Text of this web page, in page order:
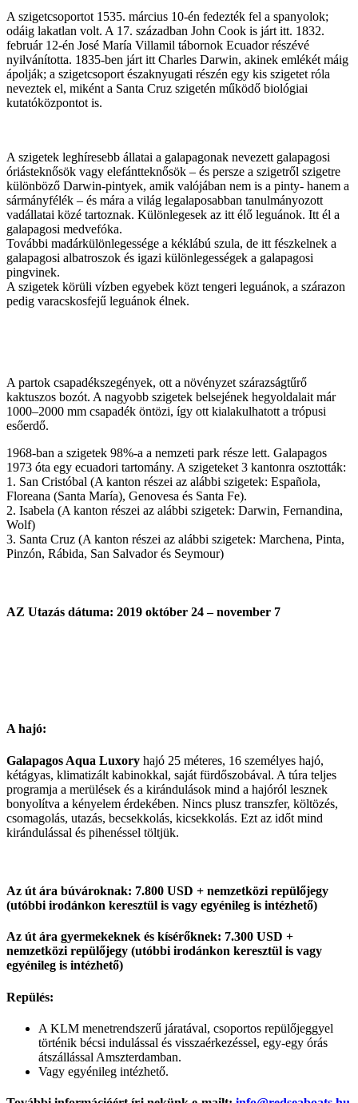
A szigetcsoportot 1535. március 10-én fedezték fel a spanyolok;
odáig lakatlan volt. A 17. században John Cook is járt itt. 1832.
február 12-én José María Villamil tábornok Ecuador részévé
nyilvánította. 1835-ben járt itt Charles Darwin, akinek emlékét máig
ápolják; a szigetcsoport északnyugati részén egy kis szigetet róla
neveztek el, miként a Santa Cruz szigetén működő biológiai
kutatóközpontot is.
A szigetek leghíresebb állatai a galapagonak nevezett galapagosi
óriásteknősök vagy elefántteknősök – és persze a szigetről szigetre
különböző Darwin-pintyek, amik valójában nem is a pinty- hanem a
sármányfélék – és mára a világ legalaposabban tanulmányozott
vadállatai közé tartoznak. Különlegesek az itt élő leguánok. Itt él a
galapagosi medvefóka.
További madárkülönlegessége a kéklábú szula, de itt fészkelnek a
galapagosi albatroszok és igazi különlegességek a galapagosi
pingvinek.
A szigetek körüli vízben egyebek közt tengeri leguánok, a szárazon
pedig varacskosfejű leguánok élnek.
A partok csapadékszegények, ott a növényzet szárazságtűrő
kaktuszos bozót. A nagyobb szigetek belsejének hegyoldalait már
1000–2000 mm csapadék öntözi, így ott kialakulhatott a trópusi
esőerdő.
1968-ban a szigetek 98%-a a nemzeti park része lett. Galapagos
1973 óta egy ecuadori tartomány. A szigeteket 3 kantonra osztották:
1. San Cristóbal (A kanton részei az alábbi szigetek: Española,
Floreana (Santa María), Genovesa és Santa Fe).
2. Isabela (A kanton részei az alábbi szigetek: Darwin, Fernandina,
Wolf)
3. Santa Cruz (A kanton részei az alábbi szigetek: Marchena, Pinta,
Pinzón, Rábida, San Salvador és Seymour)
AZ Utazás dátuma: 2019 október 24 – november 7
A hajó:
Galapagos Aqua Luxory hajó 25 méteres, 16 személyes hajó,
kétágyas, klimatizált kabinokkal, saját fürdőszobával. A túra teljes
programja a merülések és a kirándulások mind a hajóról lesznek
bonyolítva a kényelem érdekében. Nincs plusz transzfer, költözés,
csomagolás, utazás, becsekkolás, kicsekkolás. Ezt az időt mind
kirándulással és pihenéssel töltjük.
Az út ára búvároknak: 7.800 USD + nemzetközi repülőjegy
(utóbbi irodánkon keresztül is vagy egyénileg is intézhető)
Az út ára gyermekeknek és kísérőknek: 7.300 USD +
nemzetközi repülőjegy (utóbbi irodánkon keresztül is vagy
egyénileg is intézhető)
Repülés:
A KLM menetrendszerű járatával, csoportos repülőjeggyel
történik bécsi indulással és visszaérkezéssel, egy-egy órás
átszállással Amszterdamban.
Vagy egyénileg intézhető.